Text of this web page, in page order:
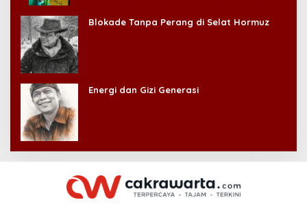
Blokade Tanpa Perang di Selat Hormuz
Energi dan Gizi Generasi